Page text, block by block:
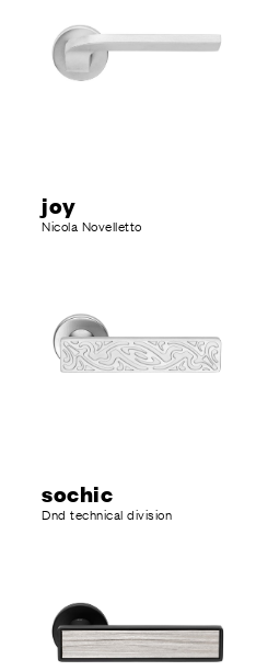
joy
Nicola Novelletto
sochic
Dnd technical division